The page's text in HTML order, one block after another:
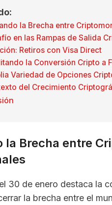
la Brecha entre
en las Rampas de Salida
Retiros con Visa Direct
la Conversión Cripto a
Variedad de Opciones
del Crecimiento
la Brecha entre
30 de enero destaca la
la brecha entre el